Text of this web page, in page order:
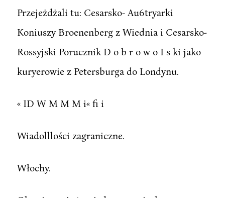
Przejeżdżali tu: Cesarsko- Au6tryarki
Koniuszy Broenenberg z Wiednia i Cesarsko-
Rossyjski Porucznik D o b r o w o I s ki jako
kuryerowie z Petersburga do Londynu.
« ID W M M M i« fi i
Wiadolllości zagraniczne.
Włochy.